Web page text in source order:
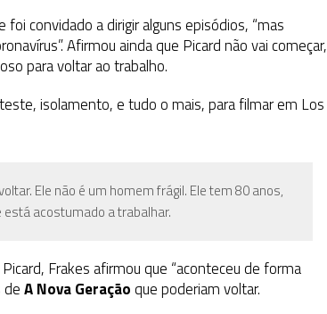
foi convidado a dirigir alguns episódios, “mas
Afirmou ainda que Picard não vai começar,
para voltar ao trabalho.
isolamento, e tudo o mais, para filmar em Los
Ele não é um homem frágil. Ele tem 80 anos,
acostumado a trabalhar.
Frakes afirmou que “aconteceu de forma
deA Nova Geraçãoque poderiam voltar.